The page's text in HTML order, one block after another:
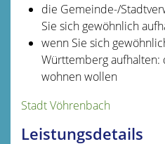
die Gemeinde-/
Sie sich gewöhnlich
wenn Sie sich
Württemberg aufhalten:
wohnen wollen
Stadt Vöhrenbach
Leistungsdetails